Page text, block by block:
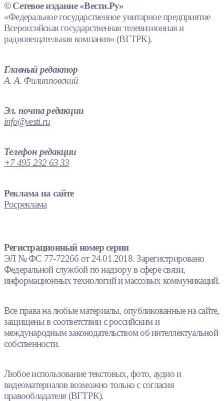
© Сетевое издание «Вести.Ру»
«Федеральное государственное унитарное предприятие
Всероссийская государственная телевизионная и
радиовещательная компания» (ВГТРК).
Главный редактор
А. А. Филипповский
Эл. почта редакции
info@vesti.ru
Телефон редакции
+7 495 232 63 33
Реклама на сайте
Росреклама
Регистрационный номер серии
ЭЛ № ФС 77-72266 от 24.01.2018. Зарегистрировано
Федеральной службой по надзору в сфере связи,
информационных технологий и массовых коммуникаций.
Все права на любые материалы, опубликованные на сайте,
защищены в соответствии с российским и
международным законодательством об интеллектуальной
собственности.
Любое использование текстовых, фото, аудио и
видеоматериалов возможно только с согласия
правообладателя (ВГТРК).